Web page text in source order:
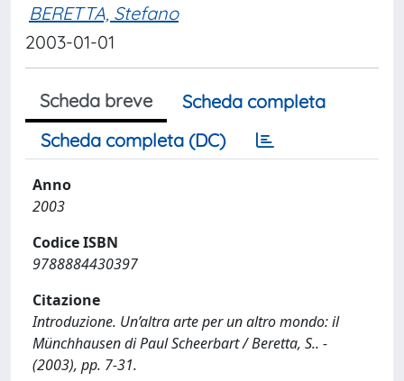
BERETTA, Stefano
2003-01-01
Scheda breve
Scheda completa
Scheda completa (DC)
Anno
2003
Codice ISBN
9788884430397
Citazione
Introduzione. Un’altra arte per un altro mondo: il
Münchhausen di Paul Scheerbart / Beretta, S.. -
(2003), pp. 7-31.